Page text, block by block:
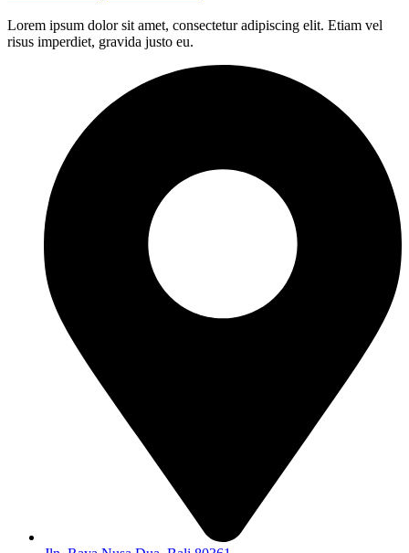
Lorem ipsum dolor sit amet, consectetur adipiscing elit. Etiam vel
risus imperdiet, gravida justo eu.